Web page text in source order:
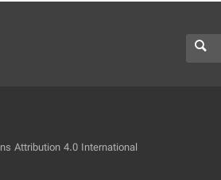
Attribution 4.0 International